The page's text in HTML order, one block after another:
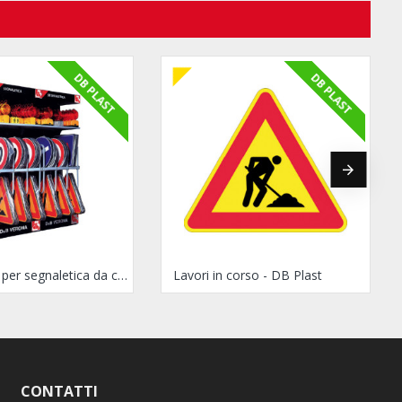
DB PLAST
Espositore per segnaletica da cantiere in DB Plast
DB PLAST
Lavori in corso - DB Plast
CONTATTI